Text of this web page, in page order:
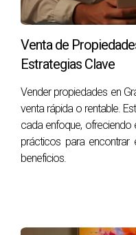
como tráfico web, tasa
estos datos con
ofrecerte una perspectiva
¿Es normal tener
Sí, es normal
debido a diversos
importante es analizar
Venta de
Estrategias Clave
Vender propiedades en
venta rápida o rentable.
cada enfoque,
prácticos para encontrar
beneficios.